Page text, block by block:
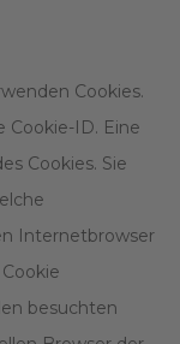
Cookies.
Cookie-ID. Eine
Cookies. Sie
Internetbrowser
besuchten